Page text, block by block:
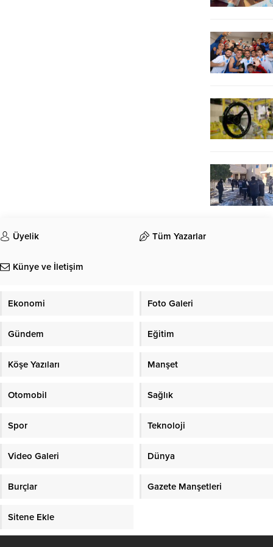
Üyelik Tüm Yazarlar
Künye ve İletişim
Ekonomi Foto Galeri
Gündem Eğitim
Köşe Yazıları Manşet
Otomobil Sağlık
Spor Teknoloji
Video Galeri Dünya
Burçlar Gazete Manşetleri
Sitene Ekle